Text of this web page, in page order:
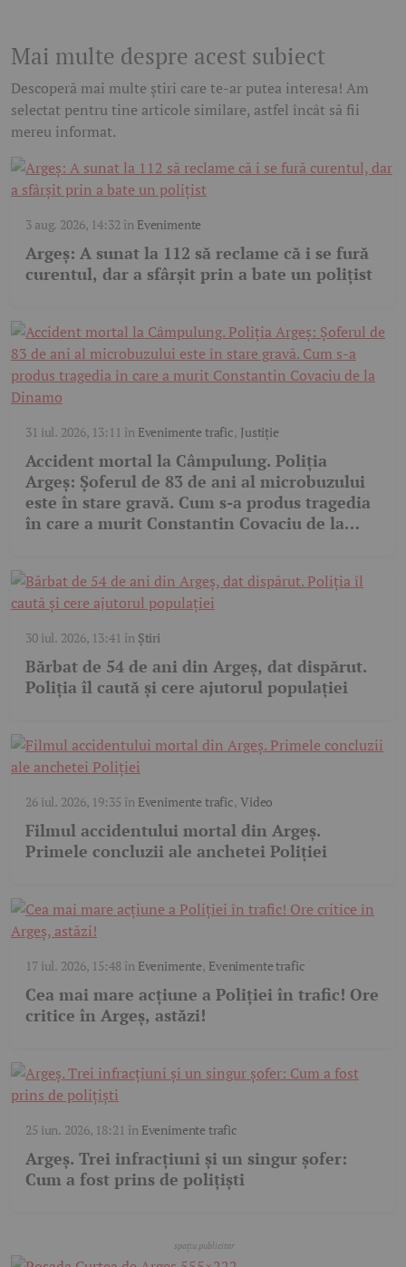
Mai multe despre acest subiect
Descoperă mai multe știri care te-ar putea interesa! Am
selectat pentru tine articole similare, astfel încât să fii
mereu informat.
3 aug. 2026, 14:32 în Evenimente
Argeș: A sunat la 112 să reclame că i se fură
curentul, dar a sfârșit prin a bate un polițist
31 iul. 2026, 13:11 în Evenimente trafic, Justiție
Accident mortal la Câmpulung. Poliția
Argeș: Șoferul de 83 de ani al microbuzului
este în stare gravă. Cum s-a produs tragedia
în care a murit Constantin Covaciu de la
30 iul. 2026, 13:41 în Știri
Bărbat de 54 de ani din Argeș, dat dispărut.
Poliția îl caută și cere ajutorul populației
26 iul. 2026, 19:35 în Evenimente trafic, Video
Filmul accidentului mortal din Argeș.
Primele concluzii ale anchetei Poliției
17 iul. 2026, 15:48în Evenimente, Evenimente trafic
Cea mai mare acțiune a Poliției în trafic! Ore
critice în Argeș, astăzi!
25 iun. 2026, 18:21 în Evenimente trafic
Argeș. Trei infracțiuni și un singur șofer:
Cum a fost prins de polițiști